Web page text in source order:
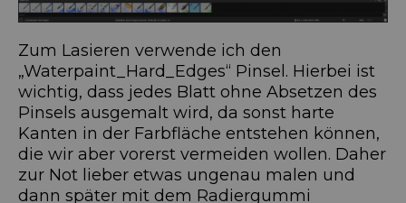
Zum Lasieren verwende ich den
„Waterpaint_Hard_Edges“ Pinsel. Hierbei ist
wichtig, dass jedes Blatt ohne Absetzen des
Pinsels ausgemalt wird, da sonst harte
Kanten in der Farbfläche entstehen können,
die wir aber vorerst vermeiden wollen. Daher
zur Not lieber etwas ungenau malen und
dann später mit dem Radiergummi